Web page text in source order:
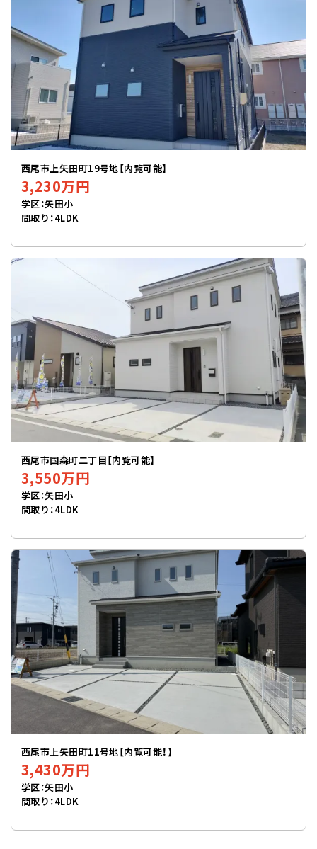
西尾市上矢田町19号地【内覧可能】
3,230万円
学区：矢田小
間取り：4LDK
西尾市国森町二丁目【内覧可能】
3,550万円
学区：矢田小
間取り：4LDK
西尾市上矢田町11号地【内覧可能！】
3,430万円
学区：矢田小
間取り：4LDK